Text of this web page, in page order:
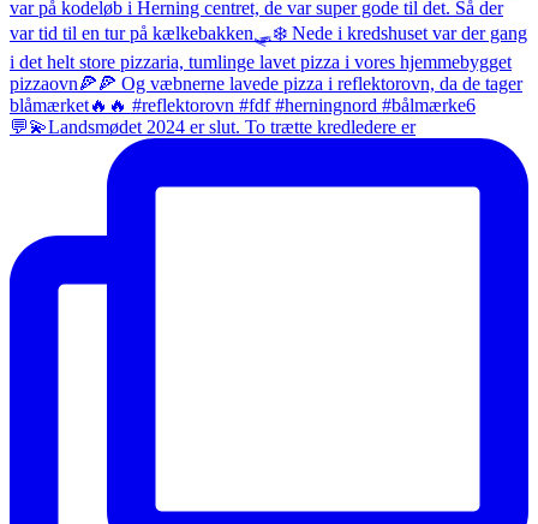
💬💫Landsmødet 2024 er slut. To trætte kredledere er